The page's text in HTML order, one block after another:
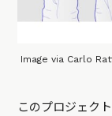
Image via Carlo
このプロジェク